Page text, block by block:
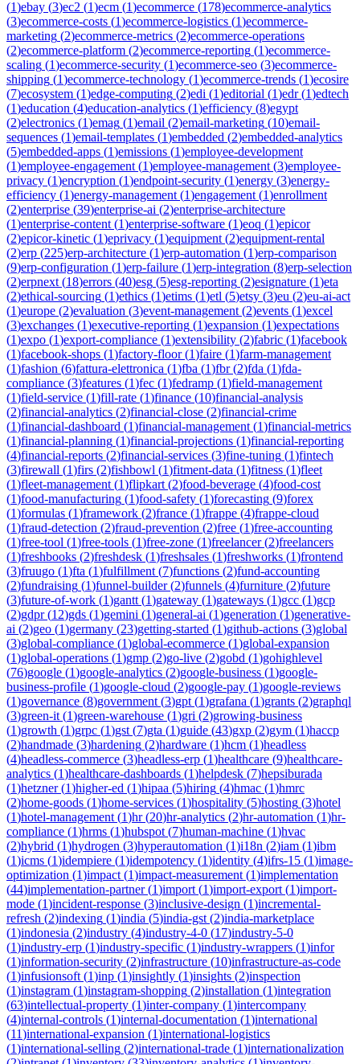
(1)ebay (3)ec2 (1)ecm (1)ecommerce (178)ecommerce-analytics
(3)ecommerce-costs (1)ecommerce-logistics (1)ecommerce-
marketing (2)ecommerce-metrics (2)ecommerce-operations
(2)ecommerce-platform (2)ecommerce-reporting (1)ecommerce-
scaling (1)ecommerce-security (1)ecommerce-seo (3)ecommerce-
shipping (1)ecommerce-technology (1)ecommerce-trends (1)ecosire
(7)ecosystem (1)edge-computing (2)edi (1)editorial (1)edr(1)edtech
(1)education (4)education-analytics (1)efficiency (8)egypt
(2)electronics (1)emag (1)email (2)email-marketing (10)email-
sequences (1)email-templates (1)embedded (2)embedded-analytics
(5)embedded-apps (1)emissions (1)employee-development
(1)employee-engagement (1)employee-management (3)employee-
privacy (1)encryption (1)endpoint-security (1)energy (3)energy-
efficiency (1)energy-management (1)engagement (1)enrollment
(2)enterprise (39)enterprise-ai (2)enterprise-architecture
(1)enterprise-content (1)enterprise-software (1)eoq (1)epicor
(2)epicor-kinetic (1)eprivacy (1)equipment (2)equipment-rental
(2)erp (225)erp-architecture (1)erp-automation (1)erp-comparison
(9)erp-configuration (1)erp-failure (1)erp-integration (8)erp-selection
(2)erpnext (18)errors (40)esg (5)esg-reporting (2)esignature (1)eta
(2)ethical-sourcing (1)ethics (1)etims (1)etl (5)etsy (3)eu (2)eu-ai-act
(1)europe (2)evaluation (3)event-management (2)events (1)excel
(3)exchanges (1)executive-reporting (1)expansion (1)expectations
(1)expo (1)export-compliance (1)extensibility (2)fabric (1)facebook
(1)facebook-shops (1)factory-floor(1)faire (1)farm-management
(1)fashion (6)fattura-elettronica (1)fba (1)fbr(2)fda (1)fda-
compliance (3)features (1)fec (1)fedramp (1)field-management
(1)field-service (1)fill-rate (1)finance (10)financial-analysis
(2)financial-analytics (2)financial-close (2)financial-crime
(1)financial-dashboard (1)financial-management (1)financial-metrics
(1)financial-planning (1)financial-projections (1)financial-reporting
(4)financial-reports (2)financial-services (3)fine-tuning (1)fintech
(3)firewall (1)firs (2)fishbowl (1)fitment-data (1)fitness (1)fleet
(1)fleet-management (1)flipkart (2)food-beverage (4)food-cost
(1)food-manufacturing (1)food-safety (1)forecasting (9)forex
(1)formulas (1)framework (2)france (1)frappe (4)frappe-cloud
(1)fraud-detection (2)fraud-prevention (2)free (1)free-accounting
(1)free-tool (1)free-tools (1)free-zone (1)freelancer(2)freelancers
(1)freshbooks (2)freshdesk (1)freshsales (1)freshworks (1)frontend
(3)fruugo (1)fta (1)fulfillment (7)functions (2)fund-accounting
(2)fundraising (1)funnel-builder(2)funnels (4)furniture (2)future
(3)future-of-work (1)gantt (1)gateway (1)gateways (1)gcc (1)gcp
(2)gdpr(12)gds (1)gemini (1)general-ai (1)generation (1)generative-
ai (2)geo (1)germany (23)getting-started (1)github-actions (3)global
(3)global-compliance (1)global-ecommerce (1)global-expansion
(1)global-operations (1)gmp (2)go-live (2)gobd (1)gohighlevel
(76)google (1)google-analytics (2)google-business (1)google-
business-profile (1)google-cloud (2)google-pay (1)google-reviews
(1)governance (8)government (3)gpt (1)grafana (1)grants (2)graphql
(3)green-it (1)green-warehouse (1)gri (2)growing-business
(1)growth (1)grpc (1)gst (7)gta (1)guide (43)gxp (2)gym (1)haccp
(2)handmade (3)hardening (2)hardware (1)hcm (1)headless
(4)headless-commerce (3)headless-erp (1)healthcare (9)healthcare-
analytics (1)healthcare-dashboards (1)helpdesk (7)hepsiburada
(1)hetzner(1)higher-ed (1)hipaa (5)hiring (4)hmac (1)hmrc
(2)home-goods (1)home-services (1)hospitality (5)hosting (3)hotel
(1)hotel-management (1)hr(20)hr-analytics (2)hr-automation (1)hr-
compliance (1)hrms (1)hubspot (7)human-machine (1)hvac
(2)hybrid (1)hydrogen (3)hyperautomation (1)i18n (2)iam (1)ibm
(1)icms (1)idempiere (1)idempotency (1)identity (4)ifrs-15 (1)image-
optimization (1)impact (1)impact-measurement (1)implementation
(44)implementation-partner(1)import (1)import-export (1)import-
mode (1)incident-response (3)inclusive-design (1)incremental-
refresh (2)indexing (1)india (5)india-gst (2)india-marketplace
(1)indonesia (2)industry (4)industry-4-0 (17)industry-5-0
(1)industry-erp (1)industry-specific (1)industry-wrappers (1)infor
(1)information-security (2)infrastructure (10)infrastructure-as-code
(1)infusionsoft (1)inp (1)insightly (1)insights (2)inspection
(1)instagram (1)instagram-shopping (2)installation (1)integration
(63)intellectual-property (1)inter-company (1)intercompany
(4)internal-controls (1)internal-documentation (1)international
(11)international-expansion (1)international-logistics
(1)international-selling (2)international-trade (1)internationalization